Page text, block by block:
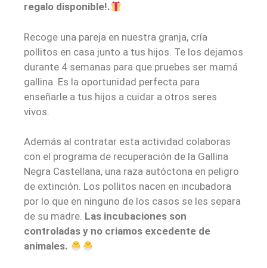
regalo disponible!.
Recoge una pareja en nuestra granja, cría
pollitos en casa junto a tus hijos. Te los dejamos
durante 4 semanas para que pruebes ser mamá
gallina. Es la oportunidad perfecta para
enseñarle a tus hijos a cuidar a otros seres
vivos.
Además al contratar esta actividad colaboras
con el programa de recuperación de la Gallina
Negra Castellana, una raza autóctona en peligro
de extinción. Los pollitos nacen en incubadora
por lo que en ninguno de los casos se les separa
de su madre. Las incubaciones son
controladas y no criamos excedente de
animales.